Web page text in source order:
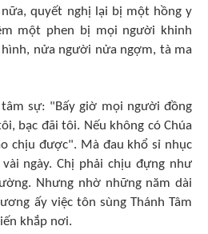
quyết nghị lại bị một hồng y
một phen bị mọi người khinh
nửa người nửa ngợm, tà ma
sự: "Bấy giờ mọi người đồng
bạc đãi tôi. Nếu không có Chúa
chịu được". Mà đau khổ sỉ nhục
ngày. Chị phải chịu đựng như
Nhưng nhờ những năm dài
ấy việc tôn sùng Thánh Tâm
khắp nơi.